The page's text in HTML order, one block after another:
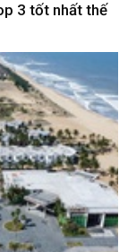
3 tốt nhất thế